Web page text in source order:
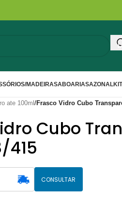
MADEIRASABOARIASAZONAL
ate 100ml /Frasco Vidro Cubo
Cubo
415
CONSULTAR